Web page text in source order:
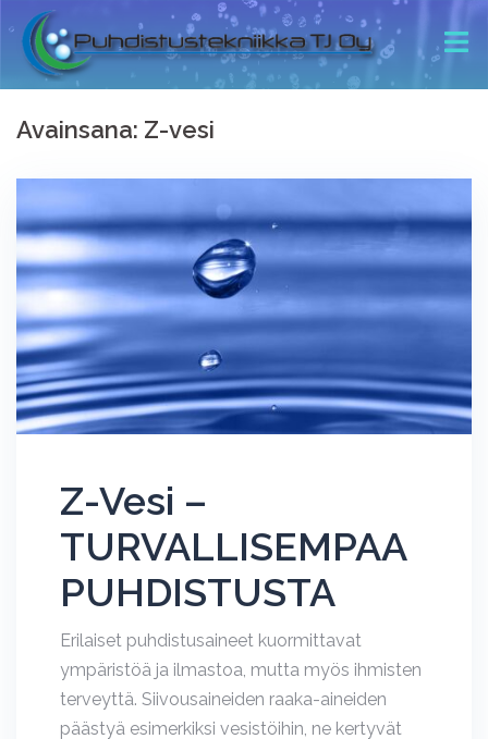
Avainsana: Z-vesi
Z-Vesi –
TURVALLISEMPAA
PUHDISTUSTA
Erilaiset puhdistusaineet kuormittavat
ympäristöä ja ilmastoa, mutta myös ihmisten
terveyttä. Siivousaineiden raaka-aineiden
päästyä esimerkiksi vesistöihin, ne kertyvät